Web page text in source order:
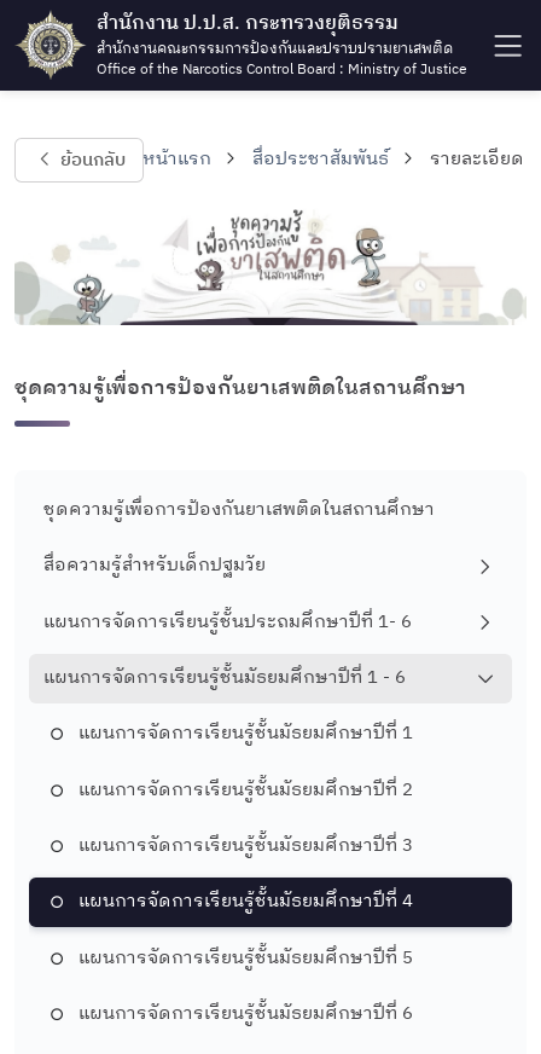
สำนักงาน ป.ป.ส. กระทรวงยุติธรรม
สำนักงานคณะกรรมการป้องกันและปราบปรามยาเสพติด
Office of the Narcotics Control Board : Ministry of Justice
ย้อนกลับ หน้าแรก สื่อประชาสัมพันธ์ รายละเอียด
ชุดความรู้เพื่อการป้องกันยาเสพติดในสถานศึกษา
ชุดความรู้เพื่อการป้องกันยาเสพติดในสถานศึกษา
สื่อความรู้สำหรับเด็กปฐมวัย
แผนการจัดการเรียนรู้ชั้นประถมศึกษาปีที่ 1- 6
แผนการจัดการเรียนรู้ชั้นมัธยมศึกษาปีที่ 1 - 6
แผนการจัดการเรียนรู้ชั้นมัธยมศึกษาปีที่ 1
แผนการจัดการเรียนรู้ชั้นมัธยมศึกษาปีที่ 2
แผนการจัดการเรียนรู้ชั้นมัธยมศึกษาปีที่ 3
แผนการจัดการเรียนรู้ชั้นมัธยมศึกษาปีที่ 4
แผนการจัดการเรียนรู้ชั้นมัธยมศึกษาปีที่ 5
แผนการจัดการเรียนรู้ชั้นมัธยมศึกษาปีที่ 6